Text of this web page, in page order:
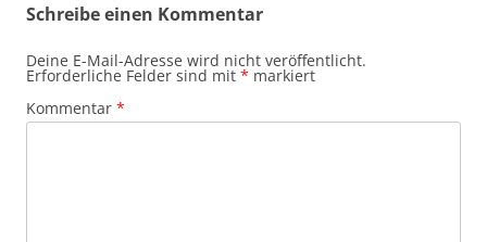
Schreibe einen Kommentar
Deine E-Mail-Adresse wird nicht veröffentlicht.
Erforderliche Felder sind mit * markiert
Kommentar *